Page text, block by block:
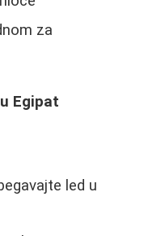
za
Egipat
led u